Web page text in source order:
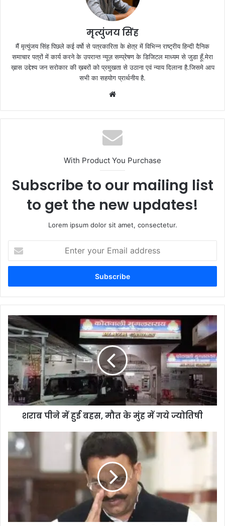
मृत्युंजय सिंह
मैं मृत्युंजय सिंह पिछले कई वर्षो से पत्रकारिता के क्षेत्र में विभिन्न राष्ट्रीय हिन्दी दैनिक
समाचार पत्रों में कार्य करने के उपरान्त न्यूज़ सम्प्रेषण के डिजिटल माध्यम से जुडा हूँ.मेरा
ख़ास उद्देश्य जन सरोकार की ख़बरों को प्रमुखता से उठाना एवं न्याय दिलाना है.जिसमे आप
सभी का सहयोग प्रार्थनीय है.
With Product You Purchase
Subscribe to our mailing list
to get the new updates!
Lorem ipsum dolor sit amet, consectetur.
your
Email
शराब पीने में हुई बहस, मौत के मुंह में गये ज्योतिषी